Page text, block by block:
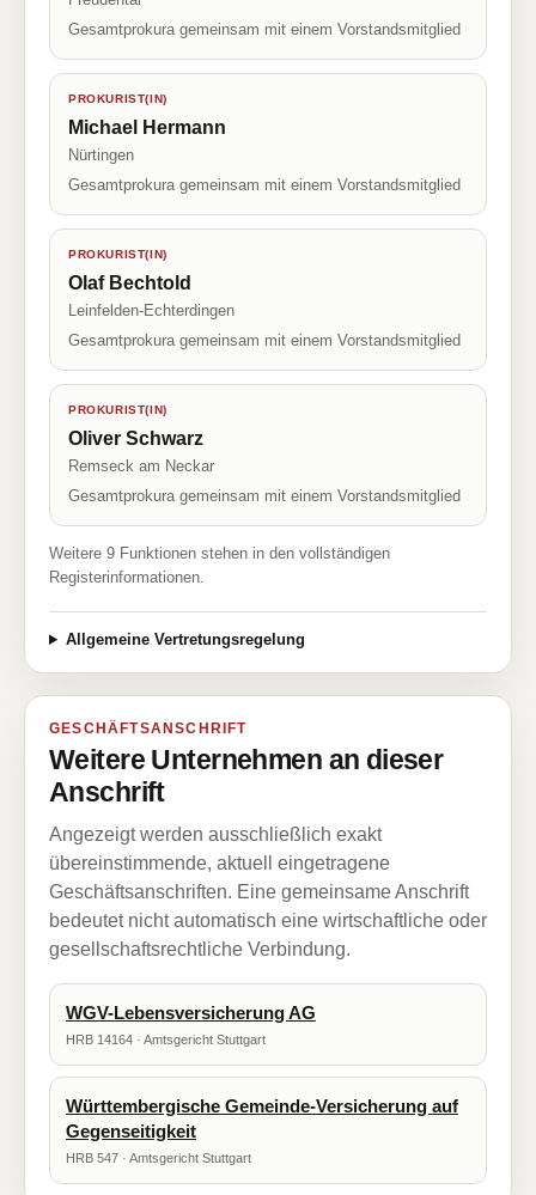
Gesamtprokura gemeinsam mit einem Vorstandsmitglied
PROKURIST(IN)
Michael Hermann
Nürtingen
Gesamtprokura gemeinsam mit einem Vorstandsmitglied
PROKURIST(IN)
Olaf Bechtold
Leinfelden-Echterdingen
Gesamtprokura gemeinsam mit einem Vorstandsmitglied
PROKURIST(IN)
Oliver Schwarz
Remseck am Neckar
Gesamtprokura gemeinsam mit einem Vorstandsmitglied
Weitere 9 Funktionen stehen in den vollständigen
Registerinformationen.
Allgemeine Vertretungsregelung
GESCHÄFTSANSCHRIFT
Weitere Unternehmen an dieser
Anschrift
Angezeigt werden ausschließlich exakt
übereinstimmende, aktuell eingetragene
Geschäftsanschriften. Eine gemeinsame Anschrift
bedeutet nicht automatisch eine wirtschaftliche oder
gesellschaftsrechtliche Verbindung.
WGV-Lebensversicherung AG
HRB 14164 · Amtsgericht Stuttgart
Württembergische Gemeinde-Versicherung auf
Gegenseitigkeit
HRB 547 · Amtsgericht Stuttgart